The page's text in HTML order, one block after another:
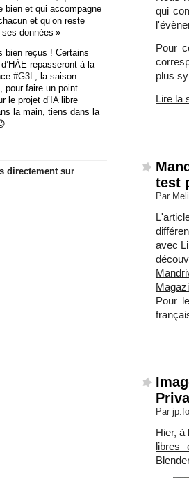
qui
Pour
plus
Lire la
test
Par
avec
Pour
Par
Hier, à
libres
bien et qui accompagne
et qu’on reste
données »
bien reçus ! Certains
repasseront à la
#G3L, la saison
pour faire un point
le projet d’IA libre
la main, tiens dans la
directement sur